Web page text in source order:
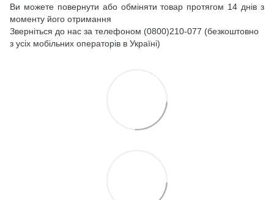
Ви можете повернути або обміняти товар протягом 14 днів з
моменту його отримання
Зверніться до нас за телефоном (0800)210-077 (безкоштовно
з усіх мобільних операторів в Україні)